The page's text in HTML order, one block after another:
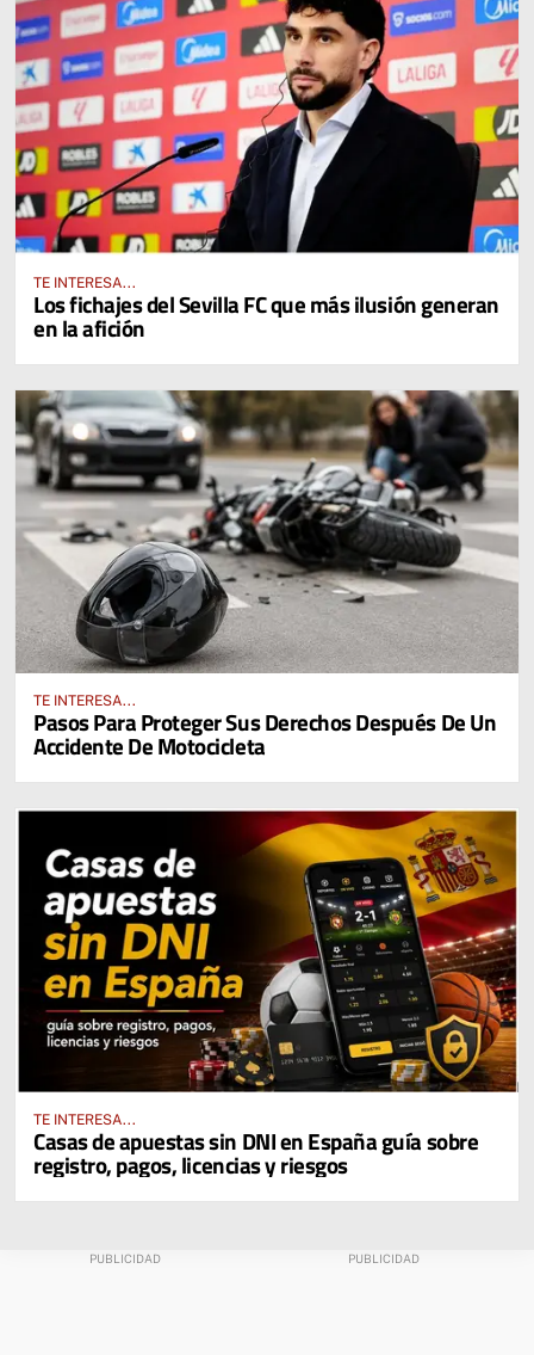
TE INTERESA...
Los fichajes del Sevilla FC que más ilusión generan
en la afición
TE INTERESA...
Pasos Para Proteger Sus Derechos Después De Un
Accidente De Motocicleta
TE INTERESA...
Casas de apuestas sin DNI en España guía sobre
registro, pagos, licencias y riesgos